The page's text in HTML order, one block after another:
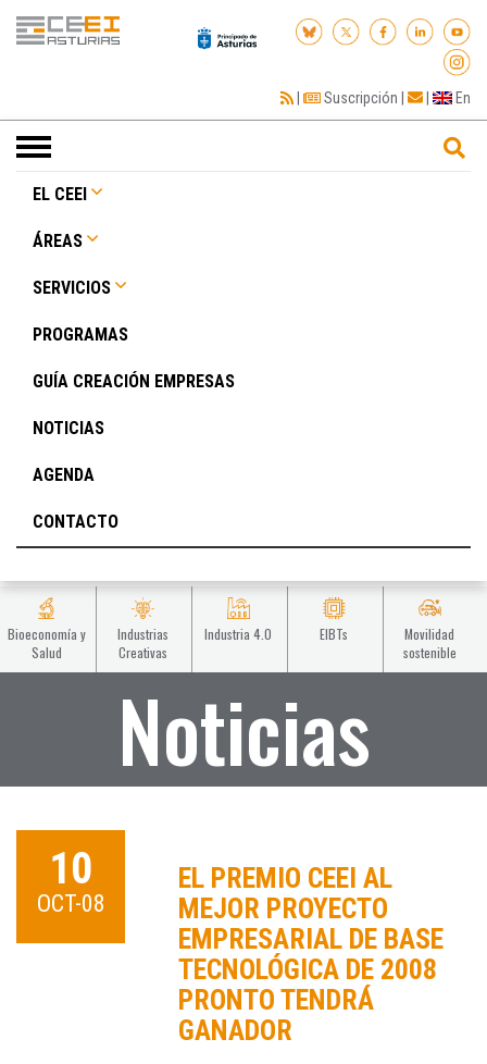
| Suscripción | | En
Toggle
navigation
EL CEEI
ÁREAS
SERVICIOS
PROGRAMAS
GUÍA CREACIÓN EMPRESAS
NOTICIAS
AGENDA
CONTACTO
Bioeconomía y
Salud
Industrias
Creativas
Industria 4.0 EIBTs
Movilidad
sostenible
Noticias
10
OCT-08
EL PREMIO CEEI AL
MEJOR PROYECTO
EMPRESARIAL DE BASE
TECNOLÓGICA DE 2008
PRONTO TENDRÁ
GANADOR